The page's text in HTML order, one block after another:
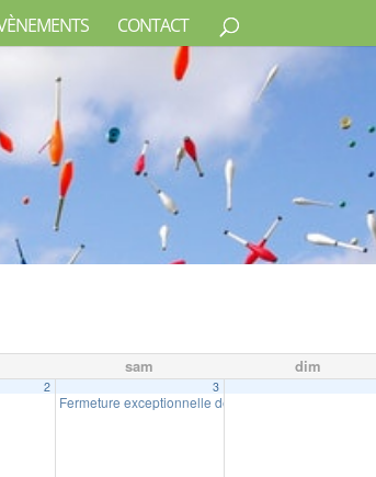
CONTACT
sam dim
2 3
Fermeture exceptionnelle de la Mairie